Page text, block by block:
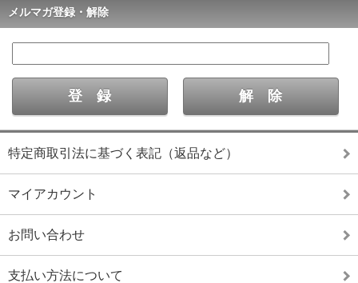
メルマガ登録・解除
特定商取引法に基づく表記（返品など）
マイアカウント
お問い合わせ
支払い方法について